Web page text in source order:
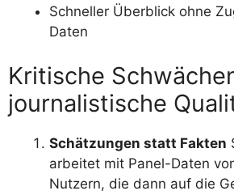
Schneller Überblick ohne
Daten
Kritische
journalistische
Schätzungen statt Fakten
arbeitet mit Panel-Daten
Nutzern, die dann auf die